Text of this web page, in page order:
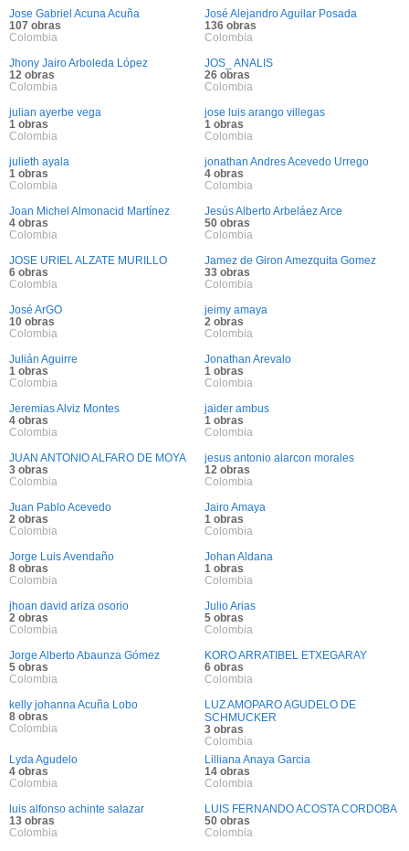
Jose Gabriel Acuna Acuña
107 obras
Colombia
José Alejandro Aguilar Posada
136 obras
Colombia
Jhony Jairo Arboleda López
12 obras
Colombia
JOS_ ANALIS
26 obras
Colombia
julian ayerbe vega
1 obras
Colombia
jose luis arango villegas
1 obras
Colombia
julieth ayala
1 obras
Colombia
jonathan Andres Acevedo Urrego
4 obras
Colombia
Joan Michel Almonacid Martínez
4 obras
Colombia
Jesús Alberto Arbeláez Arce
50 obras
Colombia
JOSE URIEL ALZATE MURILLO
6 obras
Colombia
Jamez de Giron Amezquita Gomez
33 obras
Colombia
José ArGO
10 obras
Colombia
jeimy amaya
2 obras
Colombia
Julián Aguirre
1 obras
Colombia
Jonathan Arevalo
1 obras
Colombia
Jeremias Alviz Montes
4 obras
Colombia
jaider ambus
1 obras
Colombia
JUAN ANTONIO ALFARO DE MOYA
3 obras
Colombia
jesus antonio alarcon morales
12 obras
Colombia
Juan Pablo Acevedo
2 obras
Colombia
Jairo Amaya
1 obras
Colombia
Jorge Luis Avendaño
8 obras
Colombia
Johan Aldana
1 obras
Colombia
jhoan david ariza osorio
2 obras
Colombia
Julio Arias
5 obras
Colombia
Jorge Alberto Abaunza Gómez
5 obras
Colombia
KORO ARRATIBEL ETXEGARAY
6 obras
Colombia
kelly johanna Acuña Lobo
8 obras
Colombia
LUZ AMOPARO AGUDELO DE
SCHMUCKER
3 obras
Colombia
Lyda Agudelo
4 obras
Colombia
Lilliana Anaya Garcia
14 obras
Colombia
luis alfonso achinte salazar
13 obras
Colombia
LUIS FERNANDO ACOSTA CORDOBA
50 obras
Colombia